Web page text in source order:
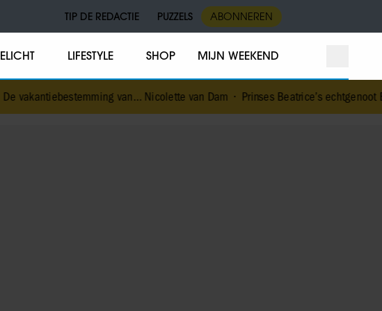
TIP DE REDACTIE PUZZELS ABONNEREN
LIFESTYLE SHOP MIJN WEEKEND
van… Nicolette van Dam•Prinses Beatrice’s echtgenoot Edoardo